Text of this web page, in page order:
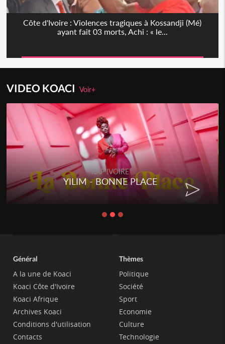
Côte d'Ivoire : Violences tragiques à Kossandji (Mé)
ayant fait 03 morts, Achi : « le...
VIDEO KOACIVoir+
RAP IVOIRE
YILIM - BONNE PLACE
Général
A la une de Koaci
Koaci Côte d'Ivoire
Koaci Afrique
Archives Koaci
Conditions d'utilisation
Contacts
Thèmes
Politique
Société
Sport
Economie
Culture
Technologie